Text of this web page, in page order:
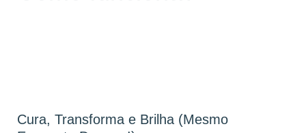
Cura, Transforma e Brilha (Mesmo